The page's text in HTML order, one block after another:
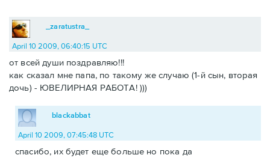
_zaratustra_
April 10 2009, 06:40:15 UTC
от всей души поздравляю!!!
как сказал мне папа, по такому же случаю (1-й сын, вторая
дочь) - ЮВЕЛИРНАЯ РАБОТА! )))
blackabbat
April 10 2009, 07:45:48 UTC
спасибо, их будет еще больше но пока да